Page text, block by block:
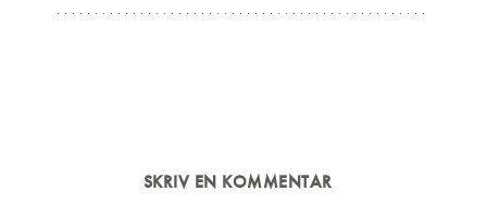
SKRIV EN KOMMENTAR